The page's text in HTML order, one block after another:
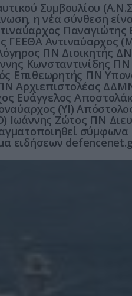
Συμβουλίου
η νέα σύνθεση
ΓΕΕΘΑ Αντιναύαρχος
ΠΝ Διοικητής
Κωνσταντινίδης
Επιθεωρητής ΠΝ
Αρχιεπιστολέας
Ευάγγελος
(ΥΙ)
Ιωάννης Ζώτος ΠΝ
ειδήσεων